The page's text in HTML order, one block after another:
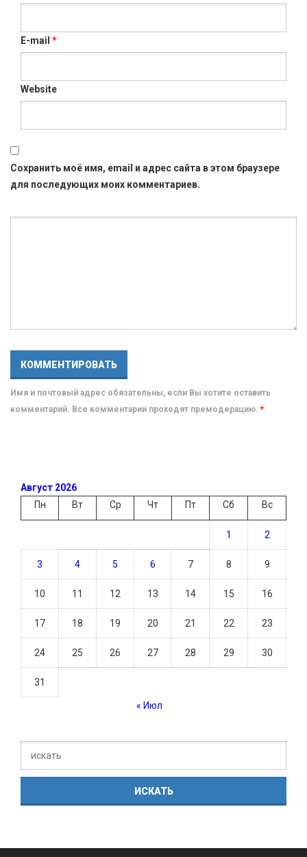
E-mail *
Website
Сохранить моё имя, email и адрес сайта в этом браузере
для последующих моих комментариев.
Имя и почтовый адрес обязательны, если Вы хотите оставить
комментарий. Все комментарии проходят премодерацию. *
Август 2026
Пн
Вт Ср Чт Пт Сб Вс
1 2
3 4 5 6 7 8 9
10 11 12 13 14 15 16
17 18 19 20 21 22 23
24 25 26 27 28 29 30
31
« Июл